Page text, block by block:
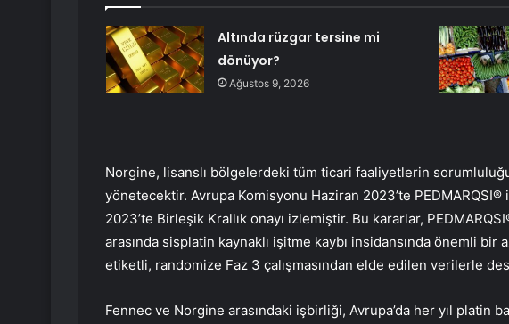
Altında rüzgar tersine mi
dönüyor?
Ağustos 9, 2026
Norgine, lisanslı bölgelerdeki tüm ticari faaliyetlerin
yönetecektir. Avrupa Komisyonu Haziran 2023’te
2023’te Birleşik Krallık onayı izlemiştir. Bu kararlar,
arasında sisplatin kaynaklı işitme kaybı insidansında önemli bir
etiketli, randomize Faz 3 çalışmasından elde edilen verilerle
Fennec ve Norgine arasındaki işbirliği, Avrupa’da her yıl platin